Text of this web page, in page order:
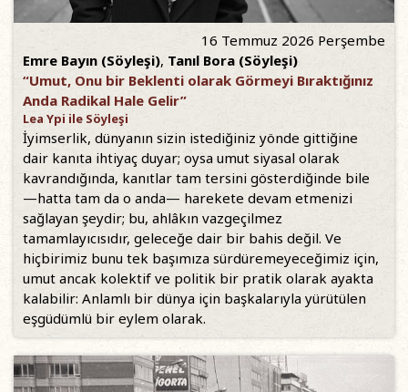
16 Temmuz 2026 Perşembe
Emre Bayın (Söyleşi), Tanıl Bora (Söyleşi)
“Umut, Onu bir Beklenti olarak Görmeyi Bıraktığınız
Anda Radikal Hale Gelir”
Lea Ypi ile Söyleşi
İyimserlik, dünyanın sizin istediğiniz yönde gittiğine
dair kanıta ihtiyaç duyar; oysa umut siyasal olarak
kavrandığında, kanıtlar tam tersini gösterdiğinde bile
—hatta tam da o anda— harekete devam etmenizi
sağlayan şeydir; bu, ahlâkın vazgeçilmez
tamamlayıcısıdır, geleceğe dair bir bahis değil. Ve
hiçbirimiz bunu tek başımıza sürdüremeyeceğimiz için,
umut ancak kolektif ve politik bir pratik olarak ayakta
kalabilir: Anlamlı bir dünya için başkalarıyla yürütülen
eşgüdümlü bir eylem olarak.